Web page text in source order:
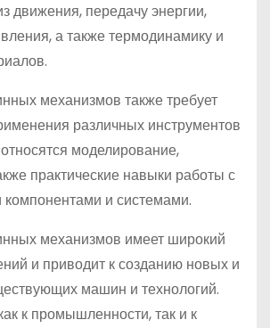
движения, передачу энергии,
а также термодинамику и
механизмов также требует
различных инструментов
моделирование,
практические навыки работы с
и системами.
механизмов имеет широкий
и приводит к созданию новых и
машин и технологий.
к промышленности, так и к